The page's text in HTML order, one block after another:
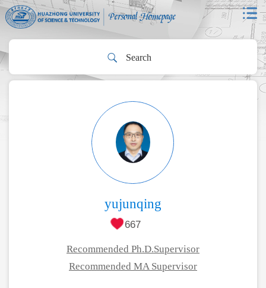
yujunqing
667
Recommended Ph.D.Supervisor
Recommended MA Supervisor